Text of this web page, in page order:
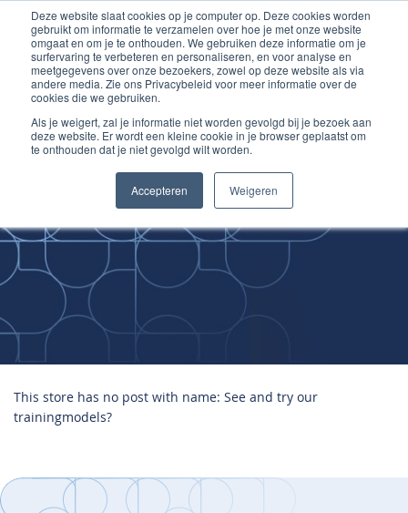
Deze website slaat cookies op je computer op. Deze cookies worden
gebruikt om informatie te verzamelen over hoe je met onze website
omgaat en om je te onthouden. We gebruiken deze informatie om je
surfervaring te verbeteren en personaliseren, en voor analyse en
meetgegevens over onze bezoekers, zowel op deze website als via
andere media. Zie ons Privacybeleid voor meer informatie over de
cookies die we gebruiken.
Als je weigert, zal je informatie niet worden gevolgd bij je bezoek aan
deze website. Er wordt een kleine cookie in je browser geplaatst om
te onthouden dat je niet gevolgd wilt worden.
Accepteren Weigeren
Inloggen account
Ga
naar
de
inhoud
Improving
Medical Skills
This store has no post with name: See and try our
trainingmodels?